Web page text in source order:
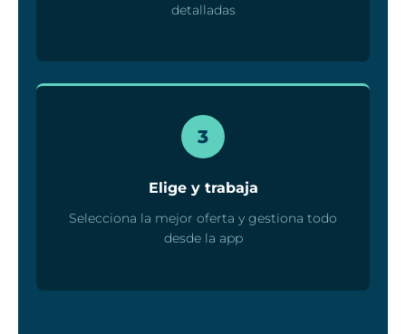
detalladas
3
Elige y trabaja
Selecciona la mejor oferta y gestiona todo
desde la app